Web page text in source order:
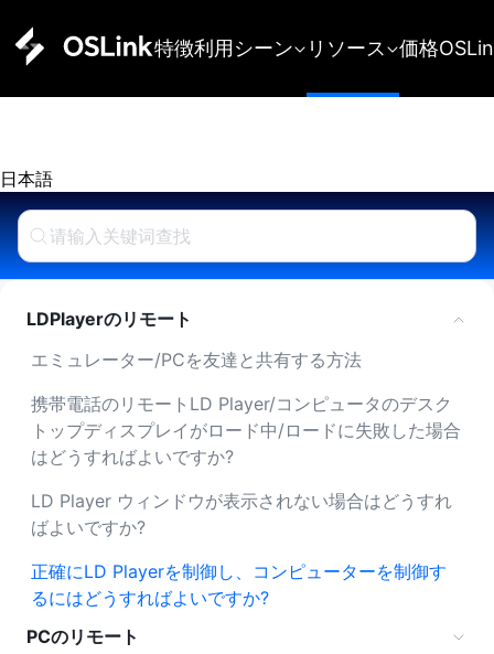
特徴利用シーン リソース 価格
日本語
LDPlayerのリモート
エミュレーター/PCを友達と共有する方法
携帯電話のリモートLD Player/コンピュータのデスク
トップディスプレイがロード中/ロードに失敗した場合
はどうすればよいですか?
LD Player ウィンドウが表示されない場合はどうすれ
ばよいですか?
正確にLD Playerを制御し、コンピューターを制御す
るにはどうすればよいですか?
PCのリモート